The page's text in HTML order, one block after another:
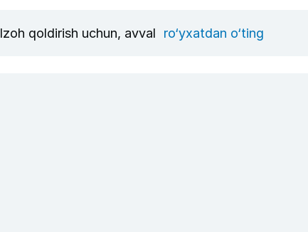
Izoh qoldirish uchun, avval ro‘yxatdan o‘ting